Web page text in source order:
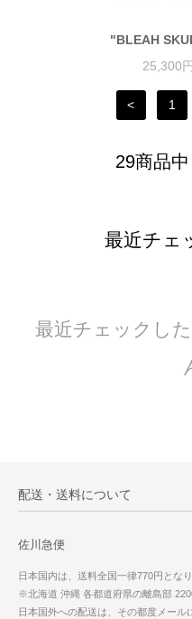
"BLEAH
25,300
< 1
29商品
最近チェ
最近チェックし
配送・送料について
佐川急便
日本国内は、送料全国一律770円となり
※北海道 沖縄 各都道府県の離島部
日本国外への配送は、その都度メール